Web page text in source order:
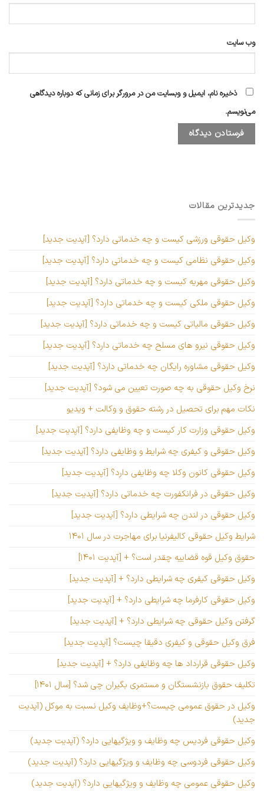
جدیدترین مقالات
وکیل حقوقی ورزشی کیست و چه خدماتی دارد؟ [آپدیت جدید]
وکیل حقوقی نظامی کیست و چه خدماتی دارد؟ [آپدیت جدید]
وکیل حقوقی مهریه کیست و چه خدماتی دارد؟ [آپدیت جدید]
وکیل حقوقی ملکی کیست و چه خدماتی دارد؟ [آپدیت جدید]
وکیل حقوقی مالیاتی کیست و چه خدماتی دارد؟ [آپدیت جدید]
وکیل حقوقی نیرو های مسلح چه خدماتی دارد؟ [آپدیت جدید]
وکیل حقوقی مشاوره رایگان چه خدماتی دارد؟ [آپدیت جدید]
نرخ وکیل حقوقی به چه صورت تعیین می شود؟ [آپدیت جدید]
نکات مهم برای تحصیل در رشته حقوق و وکالت + ویدیو
وکیل حقوقی وزارت کار کیست و چه وظایفی دارد؟ [آپدیت جدید]
وکیل حقوقی و کیفری چه شرایط و وظایفی دارد؟ [آپدیت جدید]
وکیل حقوقی کانون وکلا چه وظایفی دارد؟ [آپدیت جدید]
وکیل حقوقی در فرانکفورت چه خدماتی دارد؟ [آپدیت جدید]
وکیل حقوقی در لندن چه شرایطی دارد؟ [آپدیت جدید]
شرایط وکیل حقوقی کالیفرنیا برای مهاجرت در سال ۱۴۰۱
حقوق وکیل قوه قضاییه چقدر است؟ + [آپدیت ۱۴۰۱]
وکیل حقوقی کیفری چه شرایطی دارد؟ + [آپدیت جدید]
وکیل حقوقی کارفرما چه شرایطی دارد؟ + [آپدیت جدید]
گرفتن وکیل حقوقی چه شرایطی دارد؟ + [آپدیت جدید]
فرق وکیل حقوقی و کیفری دقیقا چیست؟ [آپدیت جدید]
وکیل حقوقی قرارداد ها چه وظایفی دارد؟ + [آپدیت جدید]
تکلیف حقوق بازنشستگان و مستمری بگیران چی شد؟ [سال ۱۴۰۱]
وکیل در حقوق عمومی چیست؟+وظایف وکیل نسبت به موکل (آپدیت
جدید)
وکیل حقوقی فردیس چه وظایف و ویژگیهایی دارد؟ (آپدیت جدید)
وکیل حقوقی فردوسی چه وظایف و ویژگیهایی دارد؟ (آپدیت جدید)
وکیل حقوقی عمومی چه وظایف و ویژگیهایی دارد؟ (آپدیت جدید)
وب‌ سایت
ذخیره نام، ایمیل و وبسایت من در مرورگر برای زمانی که دوباره دیدگاهی
می‌نویسم.